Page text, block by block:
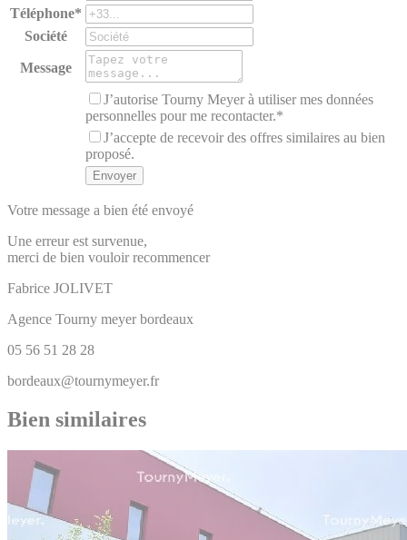
Téléphone*
Société
Message
J’autorise Tourny Meyer à utiliser mes données
personnelles pour me recontacter.*
J’accepte de recevoir des offres similaires au bien
proposé.
Votre message a bien été envoyé
Une erreur est survenue,
merci de bien vouloir recommencer
Fabrice JOLIVET
Agence Tourny meyer bordeaux
05 56 51 28 28
bordeaux@tournymeyer.fr
Bien similaires